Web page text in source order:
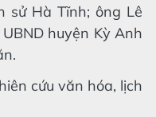
sử Hà Tĩnh; ông Lê
huyện Kỳ Anh
cứu văn hóa, lịch